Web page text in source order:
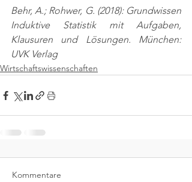
Behr, A.; Rohwer, G. (2018): Grundwissen
Induktive Statistik mit Aufgaben,
Klausuren und Lösungen. München:
UVK Verlag
Wirtschaftswissenschaften
Kommentare